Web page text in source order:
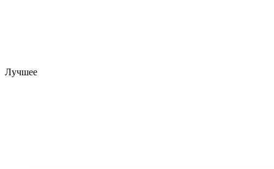
Лучшее